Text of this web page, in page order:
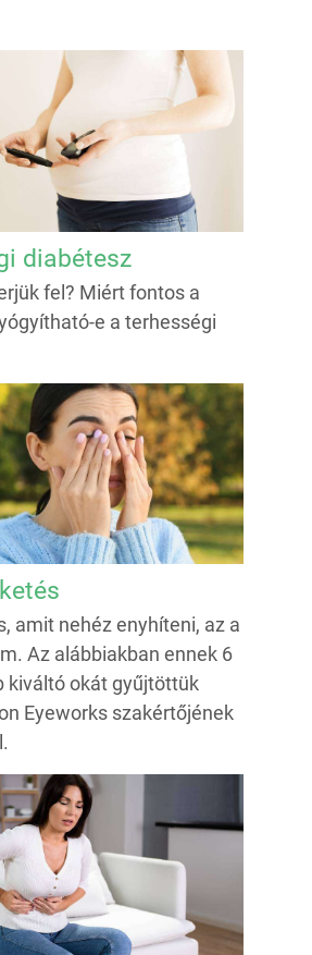
diabétesz
fel? Miért fontos a
e a terhességi
amit nehéz enyhíteni, az a
Az alábbiakban ennek 6
kiváltó okát gyűjtöttük
Eyeworks szakértőjének